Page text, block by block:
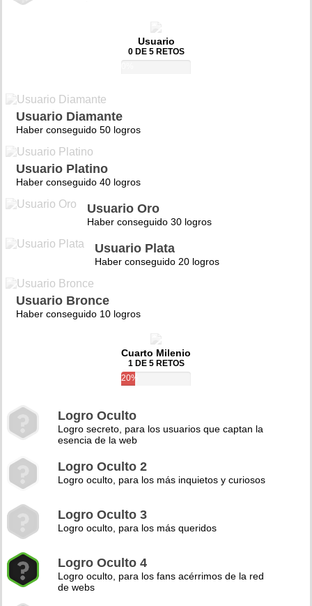
Usuario
0 DE 5 RETOS
Usuario Diamante
Haber conseguido 50 logros
Usuario Platino
Haber conseguido 40 logros
Usuario Oro
Haber conseguido 30 logros
Usuario Plata
Haber conseguido 20 logros
Usuario Bronce
Haber conseguido 10 logros
Cuarto Milenio
1 DE 5 RETOS
20%
Logro Oculto
Logro secreto, para los usuarios que captan la
esencia de la web
Logro Oculto 2
Logro oculto, para los más inquietos y curiosos
Logro Oculto 3
Logro oculto, para los más queridos
Logro Oculto 4
Logro oculto, para los fans acérrimos de la red
de webs